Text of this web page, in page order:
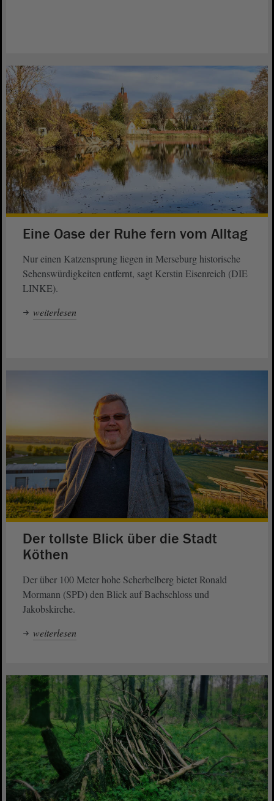
Eine Oase der Ruhe fern vom Alltag
Nur einen Katzensprung liegen in Merseburg historische
Sehenswürdigkeiten entfernt, sagt Kerstin Eisenreich (DIE
LINKE).
weiterlesen
Der tollste Blick über die Stadt
Köthen
Der über 100 Meter hohe Scherbelberg bietet Ronald
Mormann (SPD) den Blick auf Bachschloss und
Jakobskirche.
weiterlesen